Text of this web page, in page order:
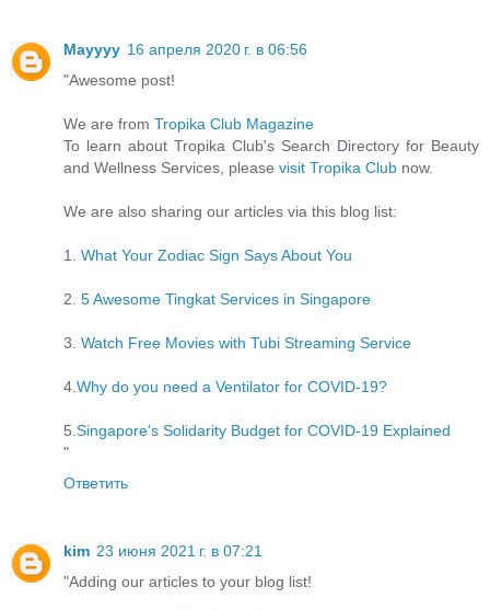
Mayyyy 16 апреля 2020 г. в 06:56
"Awesome post!
We are from Tropika Club Magazine
To learn about Tropika Club's Search Directory for Beauty
and Wellness Services, please visit Tropika Club now.
We are also sharing our articles via this blog list:
1. What Your Zodiac Sign Says About You
2. 5 Awesome Tingkat Services in Singapore
3. Watch Free Movies with Tubi Streaming Service
4. Why do you need a Ventilator for COVID-19?
5. Singapore's Solidarity Budget for COVID-19 Explained
"
Ответить
kim 23 июня 2021 г. в 07:21
"Adding our articles to your blog list!